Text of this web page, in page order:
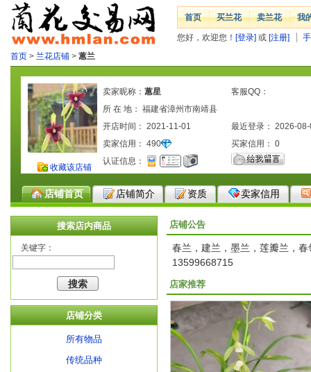
首页 买兰花 卖兰花 我
您好，欢迎您！ [登录] 或 [注册]
首页 > 兰花店铺 > 蕙兰
收藏该店铺
卖家昵称： 蕙星
客服QQ：
所 在 地： 福建省漳州市南靖县
开店时间： 2021-11-01
最近登录： 2026-
卖家信用： 490 买家信用： 0
认证信息：
店铺首页 店铺简介 资质 卖家信用
搜索店内商品
关键字：
店铺分类
所有物品
传统品种
店铺公告
春兰，建兰，墨兰，莲瓣兰，
13599668715
店家推荐